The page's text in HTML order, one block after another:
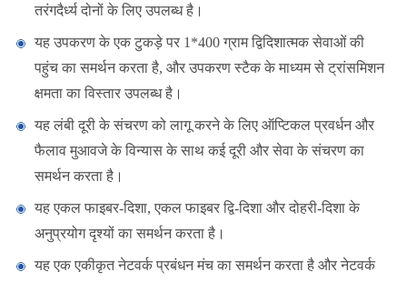
तरंगदैर्ध्य दोनों के लिए उपलब्ध है।
यह उपकरण के एक टुकड़े पर 1*400 ग्राम द्विदिशात्मक सेवाओं की
पहुंच का समर्थन करता है, और उपकरण स्टैक के माध्यम से ट्रांसमिशन
क्षमता का विस्तार उपलब्ध है।
यह लंबी दूरी के संचरण को लागू करने के लिए ऑप्टिकल प्रवर्धन और
फैलाव मुआवजे के विन्यास के साथ कई दूरी और सेवा के संचरण का
समर्थन करता है।
यह एकल फाइबर-दिशा, एकल फाइबर द्वि-दिशा और दोहरी-दिशा के
अनुप्रयोग दृश्यों का समर्थन करता है।
यह एक एकीकृत नेटवर्क प्रबंधन मंच का समर्थन करता है और नेटवर्क